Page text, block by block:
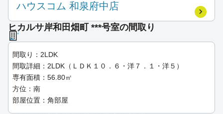
ハウスコム 和泉府中店
ヒカルサ岸和田畑町 ***号室の間取り
間取り：2LDK
間取詳細：2LDK（ＬＤＫ１０．６・洋７．１・洋５）
専有面積：56.80㎡
方位：南
部屋位置：角部屋